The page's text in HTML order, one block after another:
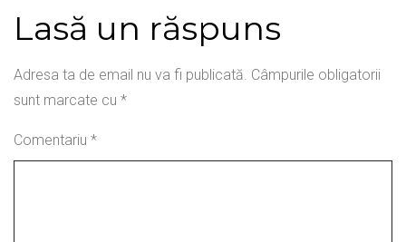
Lasă un răspuns
Adresa ta de email nu va fi publicată. Câmpurile obligatorii
sunt marcate cu *
Comentariu *